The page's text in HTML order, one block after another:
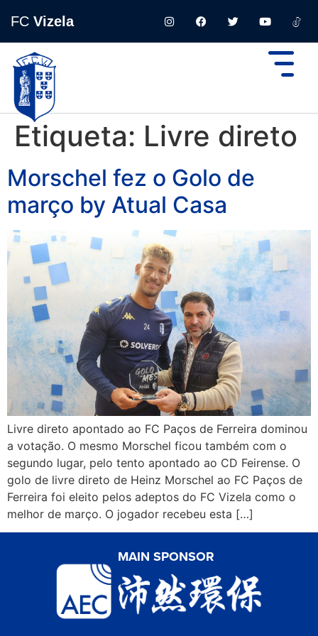
FC Vizela
Etiqueta: Livre direto
Morschel fez o Golo de
março by Atual Casa
Livre direto apontado ao FC Paços de Ferreira dominou
a votação. O mesmo Morschel ficou também com o
segundo lugar, pelo tento apontado ao CD Feirense. O
golo de livre direto de Heinz Morschel ao FC Paços de
Ferreira foi eleito pelos adeptos do FC Vizela como o
melhor de março. O jogador recebeu esta […]
MAIN SPONSOR